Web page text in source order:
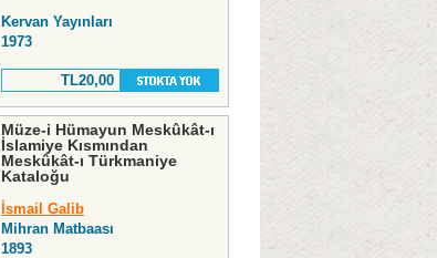
Kervan Yayınları
1973
TL20,00
Müze-i Hümayun Meskûkât-ı
İslamiye Kısmından
Meskûkât-ı Türkmaniye
Kataloğu
İsmail Galib
Mihran Matbaası
1893